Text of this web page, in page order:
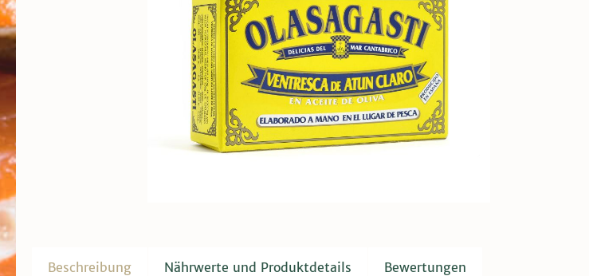
Beschreibung Nährwerte und Produktdetails Bewertungen